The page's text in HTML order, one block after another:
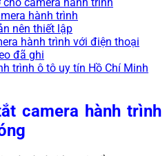
hành trình
nên thiết lập
hành trình với điện thoại
đã ghi
trình ô tô uy tín Hồ Chí Minh
camera hành trình